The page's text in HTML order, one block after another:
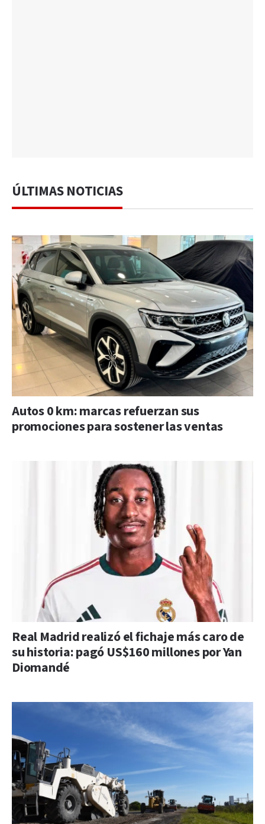
ÚLTIMAS NOTICIAS
Autos 0 km: marcas refuerzan sus
promociones para sostener las ventas
Real Madrid realizó el fichaje más caro de
su historia: pagó US$160 millones por Yan
Diomandé